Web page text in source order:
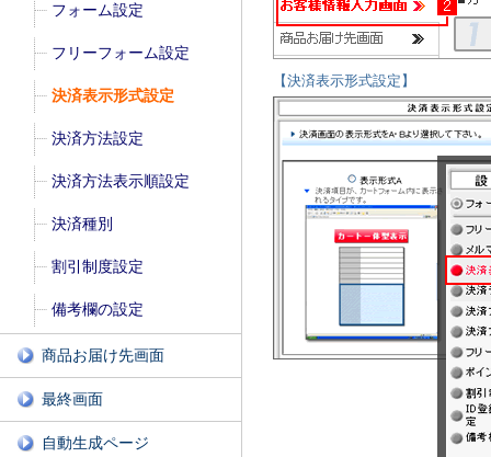
フォーム設定
フリーフォーム設定
決済表示形式設定
決済方法設定
決済方法表示順設定
決済種別
割引制度設定
備考欄の設定
商品お届け先画面
最終画面
自動生成ページ
【決済表示形式設定】